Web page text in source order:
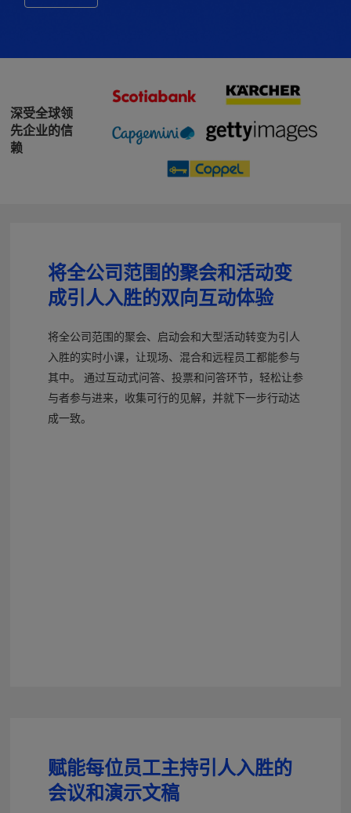
深受全球领
先企业的信
赖
将全公司范围的聚会和活动变
成引人入胜的双向互动体验
将全公司范围的聚会、启动会和大型活动转变为引人
入胜的实时小课，让现场、混合和远程员工都能参与
其中。 通过互动式问答、投票和问答环节，轻松让参
与者参与进来，收集可行的见解，并就下一步行动达
成一致。
赋能每位员工主持引人入胜的
会议和演示文稿